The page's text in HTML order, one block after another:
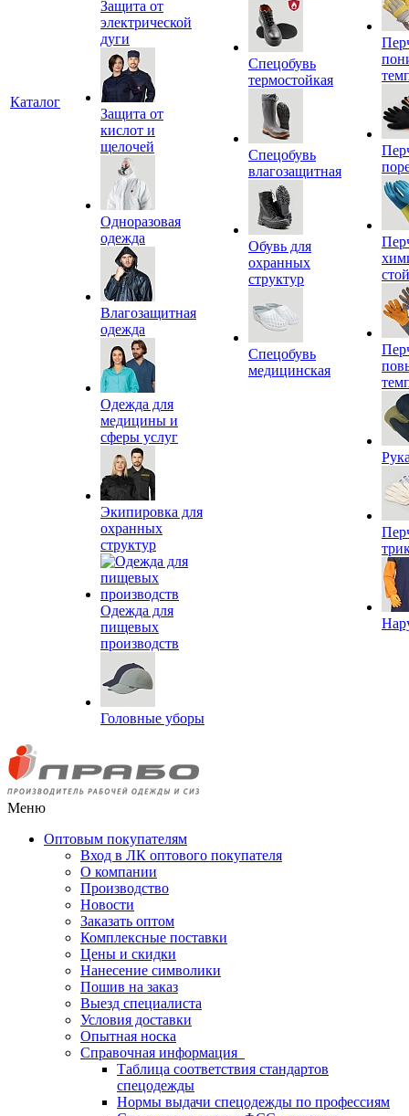
Каталог
Защита от
электрической
дуги
Защита от
кислот и
щелочей
Одноразовая
одежда
Влагозащитная
одежда
Одежда для
медицины и
сферы услуг
Экипировка для
охранных
структур
Одежда для
пищевых
производств
Головные уборы
Спецобувь
термостойкая
Спецобувь
влагозащитная
Обувь для
охранных
структур
Спецобувь
медицинская
Меню
Оптовым покупателям
Вход в ЛК оптового покупателя
О компании
Производство
Новости
Заказать оптом
Комплексные поставки
Цены и скидки
Нанесение символики
Пошив на заказ
Выезд специалиста
Условия доставки
Опытная носка
Справочная информация
Таблица соответствия стандартов
спецодежды
Нормы выдачи спецодежды по профессиям